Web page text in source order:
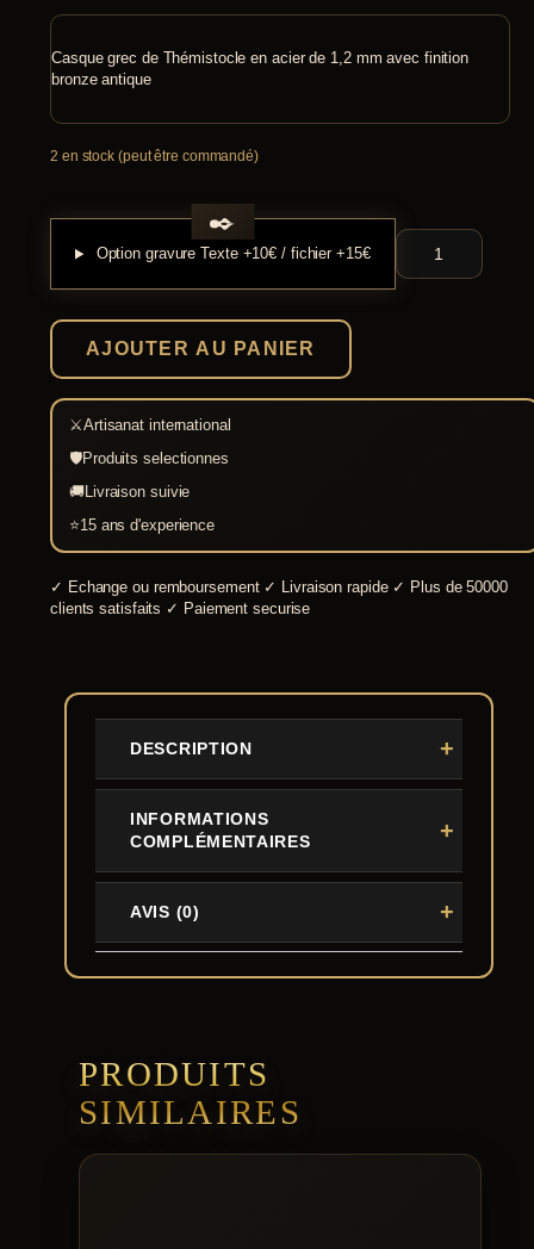
Casque grec de Thémistocle en acier de 1,2 mm avec finition
bronze antique
2 en stock (peut être commandé)
Option gravure Texte +10€ / fichier +15€
quantité
Casque
AJOUTER AU PANIER
⚔Artisanat international
🛡Produits selectionnes
🚚Livraison suivie
⭐15 ans d'experience
✓ Echange ou remboursement ✓ Livraison rapide ✓ Plus de 50000
clients satisfaits ✓ Paiement securise
DESCRIPTION
INFORMATIONS
COMPLÉMENTAIRES
AVIS (0)
PRODUITS
SIMILAIRES